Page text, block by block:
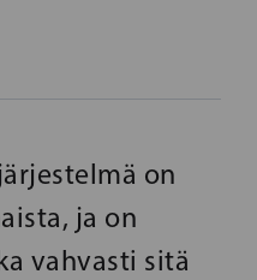
on
ja on
vahvasti sitä